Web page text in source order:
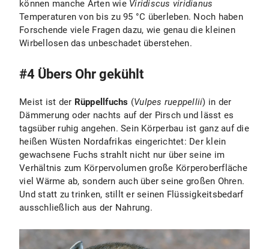
können manche Arten wie Viridiscus viridianus
Temperaturen von bis zu 95 °C überleben. Noch haben
Forschende viele Fragen dazu, wie genau die kleinen
Wirbellosen das unbeschadet überstehen.
#4 Übers Ohr gekühlt
Meist ist der Rüppellfuchs (Vulpes rueppellii) in der
Dämmerung oder nachts auf der Pirsch und lässt es
tagsüber ruhig angehen. Sein Körperbau ist ganz auf die
heißen Wüsten Nordafrikas eingerichtet: Der klein
gewachsene Fuchs strahlt nicht nur über seine im
Verhältnis zum Körpervolumen große Körperoberfläche
viel Wärme ab, sondern auch über seine großen Ohren.
Und statt zu trinken, stillt er seinen Flüssigkeitsbedarf
ausschließlich aus der Nahrung.